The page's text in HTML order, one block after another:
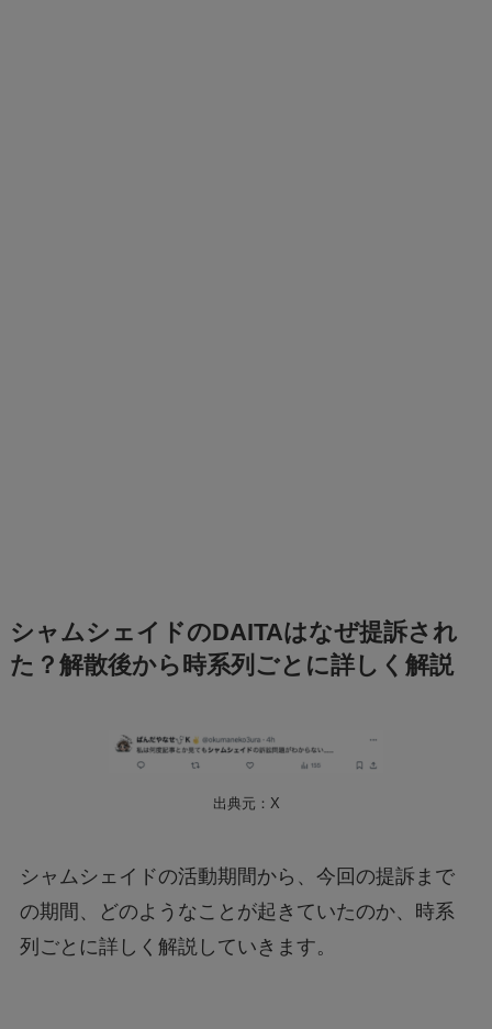
シャムシェイドのDAITAはなぜ提訴され
た？解散後から時系列ごとに詳しく解説
出典元：X
シャムシェイドの活動期間から、今回の提訴まで
の期間、どのようなことが起きていたのか、時系
列ごとに詳しく解説していきます。